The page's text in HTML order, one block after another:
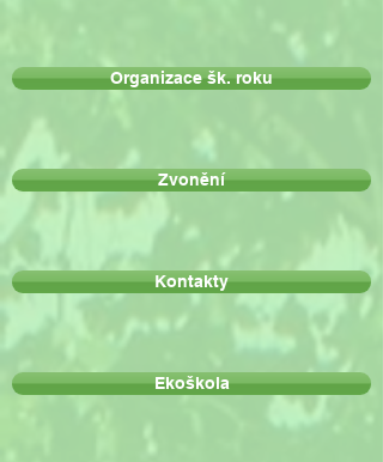
Organizace šk. roku
Zvonění
Kontakty
Ekoškola